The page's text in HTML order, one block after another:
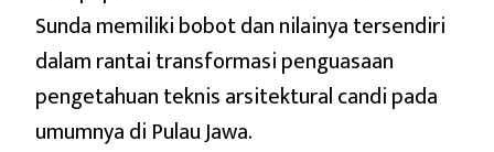
Sunda memiliki bobot dan nilainya tersendiri
dalam rantai transformasi penguasaan
pengetahuan teknis arsitektural candi pada
umumnya di Pulau Jawa.